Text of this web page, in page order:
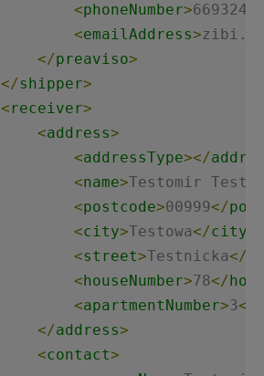
<phoneNumber>
<emailAddress>
</preaviso>
</shipper>
< receiver>
<address>
<addressType></
<name>Testomir
<postcode>00999</
<city>Testowa</city
<street>Testnicka</
<houseNumber>78</
<apartmentNumber>3</
</address>
<contact>